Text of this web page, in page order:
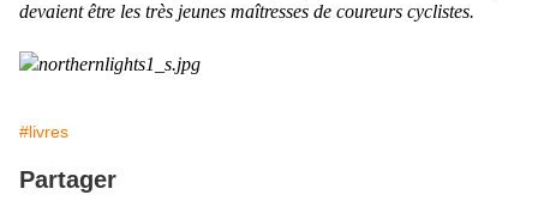
devaient être les très jeunes maîtresses de coureurs cyclistes.
#livres
Partager